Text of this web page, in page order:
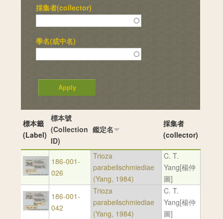
採集者(collector)
學名(或中名)
標本籤
(Label)
標本號
(Collection
ID)
鑑定名
採集者
(collector)
186-001-
026
Trioza
parabeilschmiediae
(Yang, 1984)
C. T.
Yang[楊仲
圖]
186-001-
042
Trioza
parabeilschmiediae
(Yang, 1984)
C. T.
Yang[楊仲
圖]